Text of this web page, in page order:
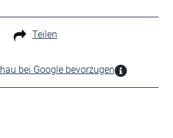
Teilen
bei Google bevorzugen